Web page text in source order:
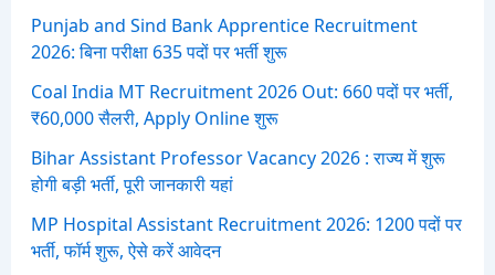
Punjab and Sind Bank Apprentice Recruitment
2026: बिना परीक्षा 635 पदों पर भर्ती शुरू
Coal India MT Recruitment 2026 Out: 660 पदों पर भर्ती,
₹60,000 सैलरी, Apply Online शुरू
Bihar Assistant Professor Vacancy 2026 : राज्य में शुरू
होगी बड़ी भर्ती, पूरी जानकारी यहां
MP Hospital Assistant Recruitment 2026: 1200 पदों पर
भर्ती, फॉर्म शुरू, ऐसे करें आवेदन